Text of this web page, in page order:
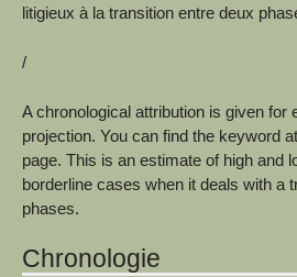
litigieux à la transition entre deux
/
A chronological attribution is given for
projection. You can find the keyword
page. This is an estimate of high and
borderline cases when it deals with a
phases.
Chronologie